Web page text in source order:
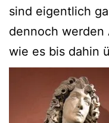
sind eigentlich
dennoch werden
wie es bis dahin